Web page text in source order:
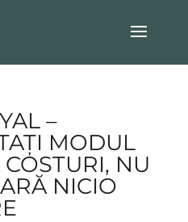
–
MODUL
NU
NICIO